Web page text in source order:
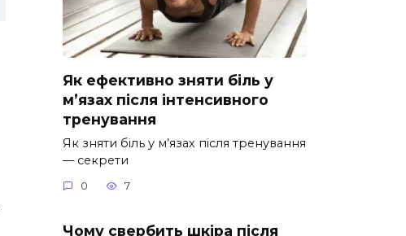
Як ефективно зняти біль у
м’язах після інтенсивного
тренування
Як зняти біль у м’язах після тренування
— секрети
0 7
Чому свербить шкіра після